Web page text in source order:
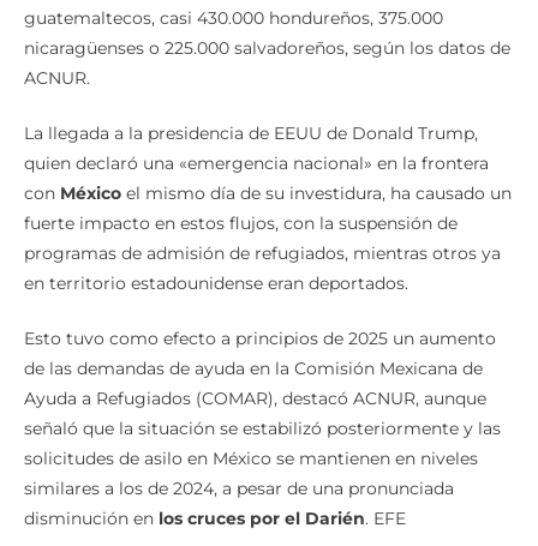
importantes cifras de desplazados: más de 800.000
guatemaltecos, casi 430.000 hondureños, 375.000
nicaragüenses o 225.000 salvadoreños, según los datos de
La llegada a la presidencia de EEUU de Donald Trump,
quien declaró una «emergencia nacional» en la frontera
conMéxicoel mismo día de su investidura, ha causado un
fuerte impacto en estos flujos, con la suspensión de
programas de admisión de refugiados, mientras otros ya
Esto tuvo como efecto a principios de 2025 un aumento
de las demandas de ayuda en la Comisión Mexicana de
Ayuda a Refugiados (COMAR), destacó ACNUR, aunque
señaló que la situación se estabilizó posteriormente y las
solicitudes de asilo en México se mantienen en niveles
similares a los de 2024, a pesar de una pronunciada